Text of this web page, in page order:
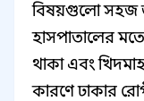
বিষয়গুলো সহজ
হাসপাতালের মতো
থাকা এবং
কারণে ঢাকার